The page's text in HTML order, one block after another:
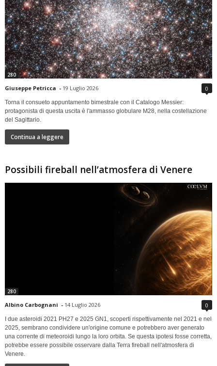
280
Giuseppe Petricca - 19 Luglio 2026 0
Torna il consueto appuntamento bimestrale con il Catalogo Messier:
protagonista di questa uscita è l'ammasso globulare M28, nella costellazione
del Sagittario.
Continua a leggere
Possibili fireball nell’atmosfera di Venere
280
Albino Carbognani - 14 Luglio 2026 0
I due asteroidi 2021 PH27 e 2025 GN1, scoperti rispettivamente nel 2021 e nel
2025, sembrano condividere un'origine comune e potrebbero aver generato
una corrente di meteoroidi lungo la loro orbita. Se questa ipotesi fosse corretta,
potrebbe essere possibile osservare dalla Terra fireball nell'atmosfera di
Venere.